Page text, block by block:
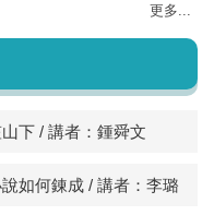
更多...
下 / 講者：鍾舜文
如何錬成 / 講者：李璐